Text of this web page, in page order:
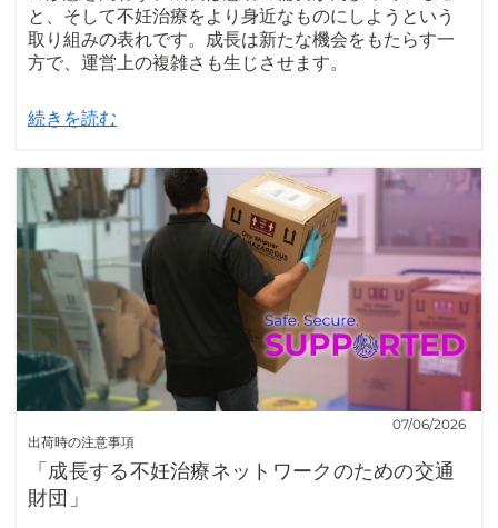
と、そして不妊治療をより身近なものにしようという
取り組みの表れです。成長は新たな機会をもたらす一
方で、運営上の複雑さも生じさせます。
続きを読む
出荷時の注意事項
07/06/2026
「成長する不妊治療ネットワークのための交通
財団」